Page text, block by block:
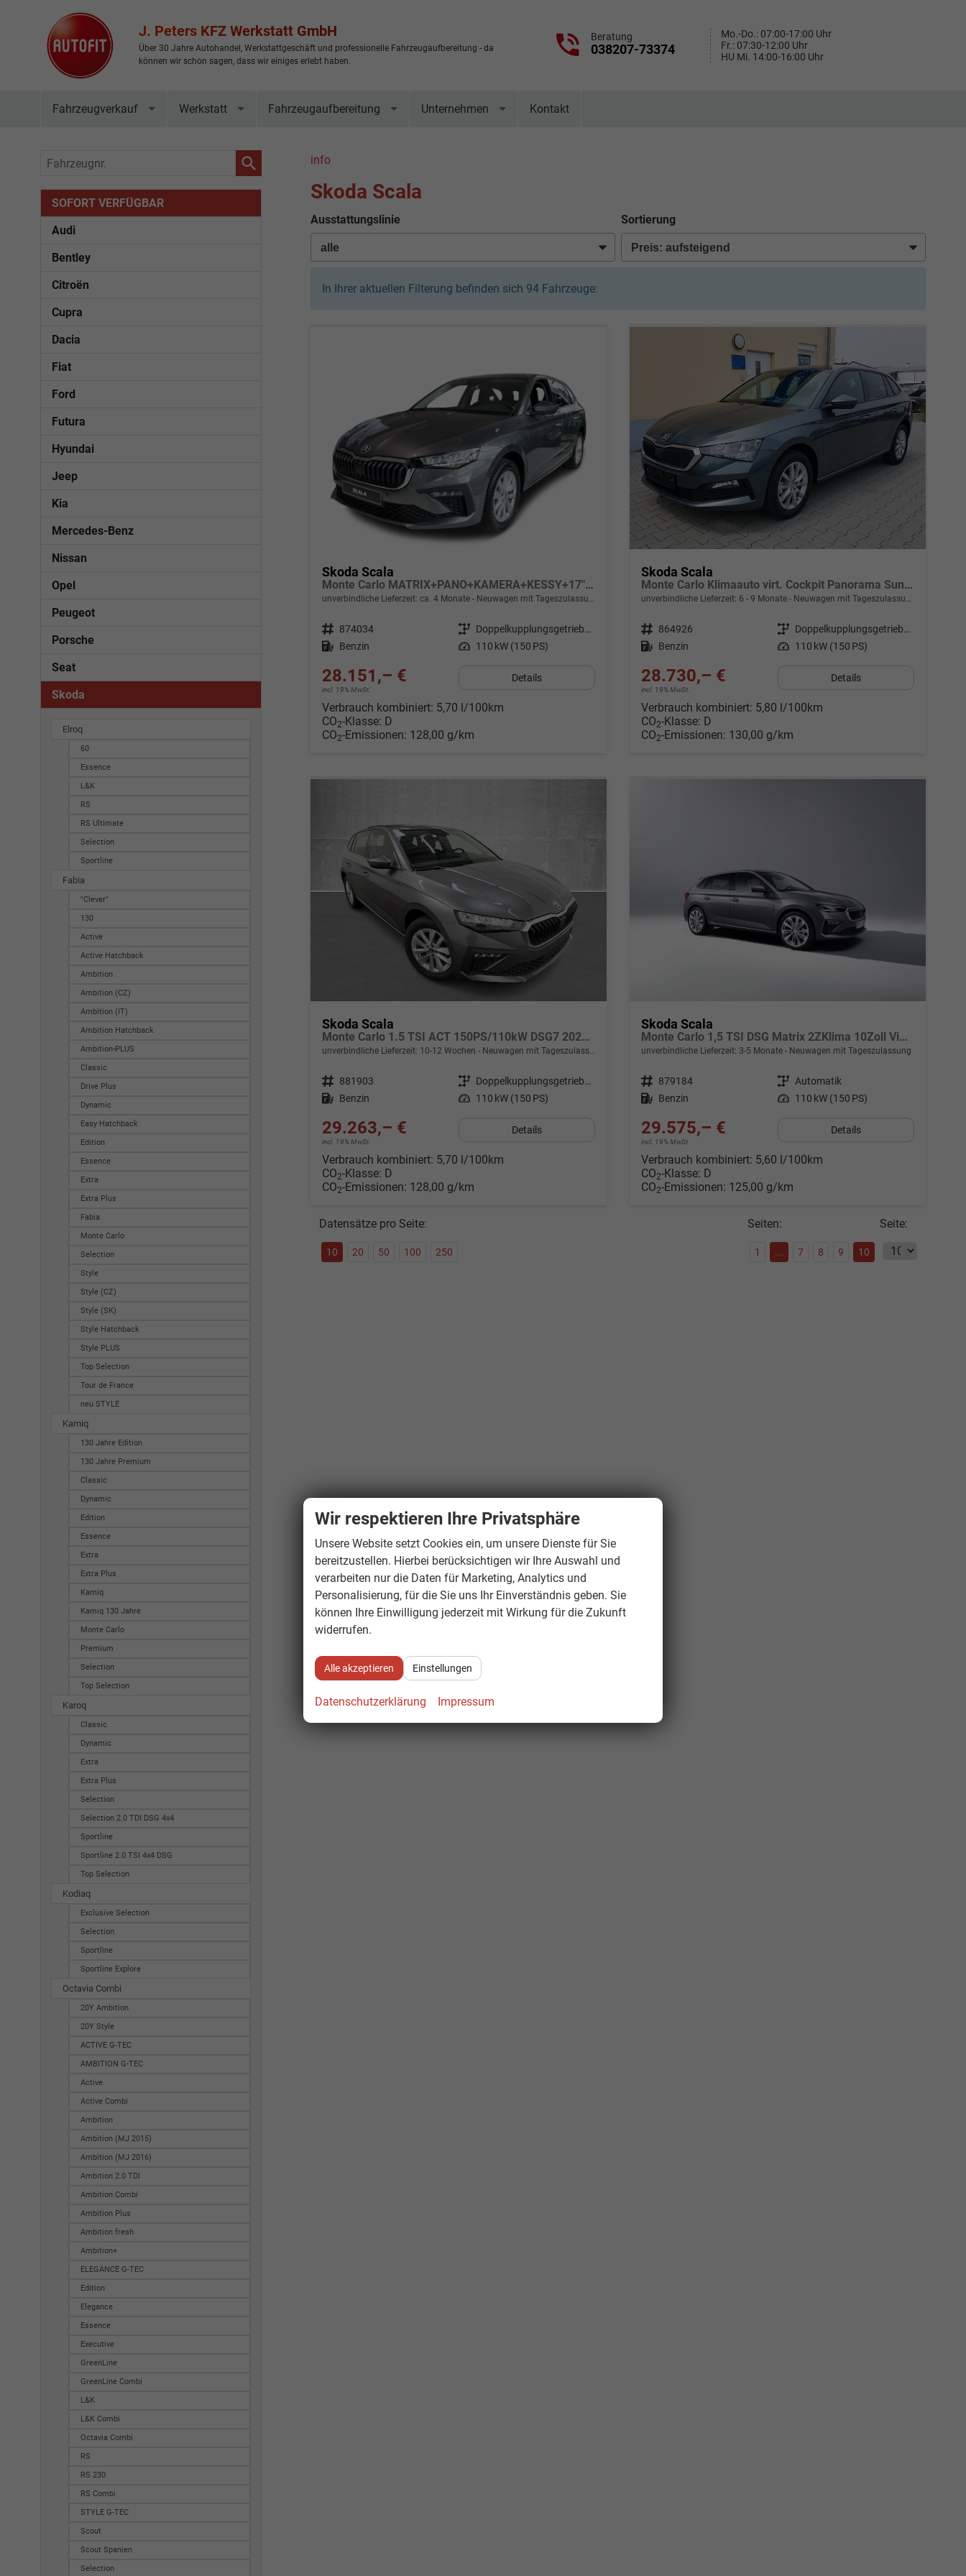
J. Peters KFZ Werkstatt GmbH
Über 30 Jahre Autohandel, Werkstattgeschäft und professionelle Fahrzeugaufbereitung - da
können wir schon sagen, dass wir einiges erlebt haben.
Beratung
038207-73374
Mo.-Do.: 07:00-17:00 Uhr
Fr.: 07:30-12:00 Uhr
HU Mi. 14:00-16:00 Uhr
Fahrzeugverkauf Werkstatt Fahrzeugaufbereitung Unternehmen Kontakt
info
Skoda Scala
Ausstattungslinie Sortierung
In Ihrer aktuellen Filterung befinden sich 94Fahrzeuge:
Skoda Scala
Monte Carlo MATRIX+PANO+KAMERA+KESSY+17" ALU
unverbindliche Lieferzeit: ca. 4 Monate Neuwagen mit Tageszulassung
Fahrzeugnr. 874034 Getriebe
Doppelkupplungsgetriebe (DSG)
Kraftstoff Benzin Leistung 110 kW (150 PS)
28.151,– €
incl. 19% MwSt.
Details
Verbrauch kombiniert: 5,70 l/100km
CO2-Klasse: D
CO2-Emissionen: 128,00 g/km
Skoda Scala
Monte Carlo Klimaauto virt. Cockpit Panorama Sunset Matrix-LED Lane Assist Kamera PDC hinten Sitzheizung vorn 17 Zoll LM Kessy
unverbindliche Lieferzeit: 6 - 9 Monate Neuwagen mit Tageszulassung
Fahrzeugnr. 864926 Getriebe
Doppelkupplungsgetriebe (DSG)
Kraftstoff Benzin Leistung 110 kW (150 PS)
28.730,– €
incl. 19% MwSt.
Details
Verbrauch kombiniert: 5,80 l/100km
CO2-Klasse: D
CO2-Emissionen: 130,00 g/km
Skoda Scala
Monte Carlo 1.5 TSI ACT 150PS/110kW DSG7 2027 *PANO+Matrix+Sportsitze*
unverbindliche Lieferzeit: 10-12 Wochen Neuwagen mit Tageszulassung
Fahrzeugnr. 881903 Getriebe
Doppelkupplungsgetriebe (DSG)
Kraftstoff Benzin Leistung 110 kW (150 PS)
29.263,– €
incl. 19% MwSt.
Details
Verbrauch kombiniert: 5,70 l/100km
CO2-Klasse: D
CO2-Emissionen: 128,00 g/km
Skoda Scala
Monte Carlo 1,5 TSI DSG Matrix 2ZKlima 10Zoll ViCo 5J Garantie Tempomat Kamera SmartLink Sitzheizung Panoramadach 2 x PDC
unverbindliche Lieferzeit: 3-5 Monate Neuwagen mit Tageszulassung
Fahrzeugnr. 879184 Getriebe Automatik
Kraftstoff Benzin Leistung 110 kW (150 PS)
29.575,– €
incl. 19% MwSt.
Details
Verbrauch kombiniert: 5,60 l/100km
CO2-Klasse: D
CO2-Emissionen: 125,00 g/km
Datensätze pro Seite:
10 20 50 100 250
Seite:
Seiten:
1 ... 7 8 9 10
Fahrzeugnr.
SOFORT VERFÜGBAR
Audi
Bentley
Citroën
Cupra
Dacia
Fiat
Ford
Futura
Hyundai
Jeep
Kia
Mercedes-Benz
Nissan
Opel
Peugeot
Porsche
Seat
Skoda
Elroq
60
Essence
L&K
RS
RS Ultimate
Selection
Sportline
Fabia
"Clever"
130
Active
Active Hatchback
Ambition
Ambition (CZ)
Ambition (IT)
Ambition Hatchback
Ambition-PLUS
Classic
Drive Plus
Dynamic
Easy Hatchback
Edition
Essence
Extra
Extra Plus
Fabia
Monte Carlo
Selection
Style
Style (CZ)
Style (SK)
Style Hatchback
Style PLUS
Top Selection
Tour de France
neu STYLE
Kamiq
130 Jahre Edition
130 Jahre Premium
Classic
Dynamic
Edition
Essence
Extra
Extra Plus
Kamiq
Kamiq 130 Jahre
Monte Carlo
Premium
Selection
Top Selection
Karoq
Classic
Dynamic
Extra
Extra Plus
Selection
Selection 2.0 TDI DSG 4x4
Sportline
Sportline 2.0 TSI 4x4 DSG
Top Selection
Kodiaq
Exclusive Selection
Selection
Sportline
Sportline Explore
Octavia Combi
20Y Ambition
20Y Style
ACTIVE G-TEC
AMBITION G-TEC
Active
Active Combi
Ambition
Ambition (MJ 2015)
Ambition (MJ 2016)
Ambition 2.0 TDI
Ambition Combi
Ambition Plus
Ambition fresh
Ambition+
ELEGANCE G-TEC
Edition
Elegance
Essence
Executive
GreenLine
GreenLine Combi
L&K
L&K Combi
Octavia Combi
RS
RS 230
RS Combi
STYLE G-TEC
Scout
Scout Spanien
Selection
Wir respektieren Ihre Privatsphäre
Unsere Website setzt Cookies ein, um unsere Dienste für Sie
bereitzustellen. Hierbei berücksichtigen wir Ihre Auswahl und
verarbeiten nur die Daten für Marketing, Analytics und
Personalisierung, für die Sie uns Ihr Einverständnis geben. Sie
können Ihre Einwilligung jederzeit mit Wirkung für die Zukunft
widerrufen.
Alle akzeptieren Einstellungen
Datenschutzerklärung Impressum